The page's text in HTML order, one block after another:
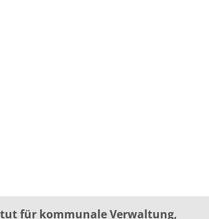
für kommunale Verwaltung,